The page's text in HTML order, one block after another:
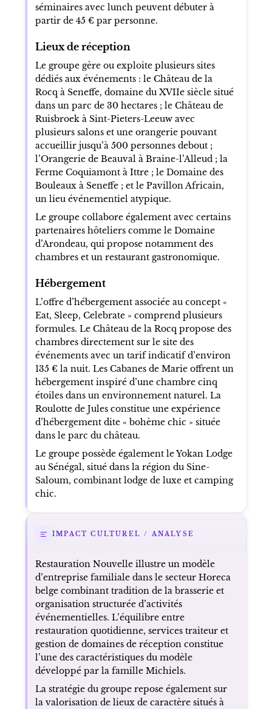
séminaires avec lunch peuvent débuter à
partir de 45 € par personne.
Lieux de réception
Le groupe gère ou exploite plusieurs sites
dédiés aux événements : le Château de la
Rocq à Seneffe, domaine du XVIIe siècle situé
dans un parc de 30 hectares ; le Château de
Ruisbroek à Sint-Pieters-Leeuw avec
plusieurs salons et une orangerie pouvant
accueillir jusqu’à 500 personnes debout ;
l’Orangerie de Beauval à Braine-l’Alleud ; la
Ferme Coquiamont à Ittre ; le Domaine des
Bouleaux à Seneffe ; et le Pavillon Africain,
un lieu événementiel atypique.
Le groupe collabore également avec certains
partenaires hôteliers comme le Domaine
d’Arondeau, qui propose notamment des
chambres et un restaurant gastronomique.
Hébergement
L’offre d’hébergement associée au concept «
Eat, Sleep, Celebrate » comprend plusieurs
formules. Le Château de la Rocq propose des
chambres directement sur le site des
événements avec un tarif indicatif d’environ
135 € la nuit. Les Cabanes de Marie offrent un
hébergement inspiré d’une chambre cinq
étoiles dans un environnement naturel. La
Roulotte de Jules constitue une expérience
d’hébergement dite « bohème chic » située
dans le parc du château.
Le groupe possède également le Yokan Lodge
au Sénégal, situé dans la région du Sine-
Saloum, combinant lodge de luxe et camping
chic.
IMPACT CULTUREL / ANALYSE
Restauration Nouvelle illustre un modèle
d’entreprise familiale dans le secteur Horeca
belge combinant tradition de la brasserie et
organisation structurée d’activités
événementielles. L’équilibre entre
restauration quotidienne, services traiteur et
gestion de domaines de réception constitue
l’une des caractéristiques du modèle
développé par la famille Michiels.
La stratégie du groupe repose également sur
la valorisation de lieux de caractère situés à